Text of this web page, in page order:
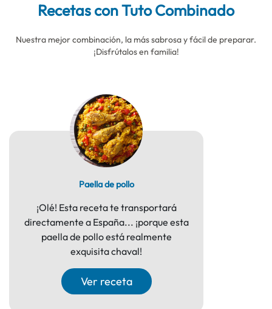
Recetas con Tuto Combinado
Nuestra mejor combinación, la más sabrosa y fácil de preparar.
¡Disfrútalos en familia!
Paella de pollo
¡Olé! Esta receta te transportará
directamente a España... ¡porque esta
paella de pollo está realmente
exquisita chaval!
Ver receta